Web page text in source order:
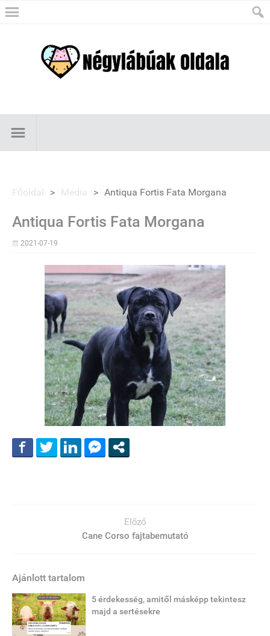
Főoldal > Média > Antiqua Fortis Fata Morgana
Antiqua Fortis Fata Morgana
2021-07-19
Előző
Cane Corso fajtabemutató
Ajánlott tartalom
5 érdekesség, amitől másképp tekintesz
majd a sertésekre